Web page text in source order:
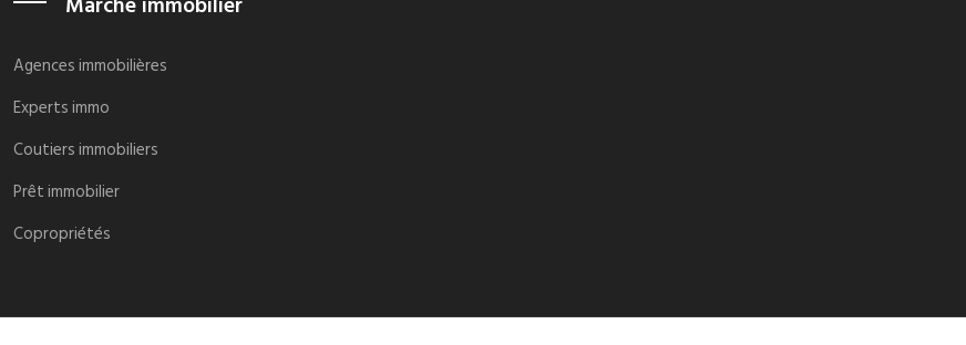
Agences immobilières
Experts immo
Coutiers immobiliers
Prêt immobilier
Copropriétés